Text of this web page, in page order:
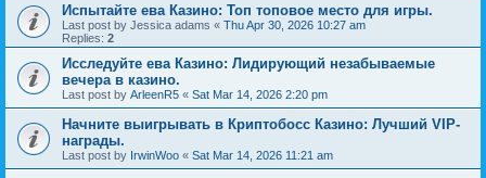
Испытайте ева Казино: Топ топовое место для игры.
Last post by Jessica adams « Thu Apr 30, 2026 10:27 am
Replies: 2
Исследуйте ева Казино: Лидирующий незабываемые
вечера в казино.
Last post by ArleenR5 « Sat Mar 14, 2026 2:20 pm
Начните выигрывать в Криптобосс Казино: Лучший VIP-
награды.
Last post by IrwinWoo « Sat Mar 14, 2026 11:21 am